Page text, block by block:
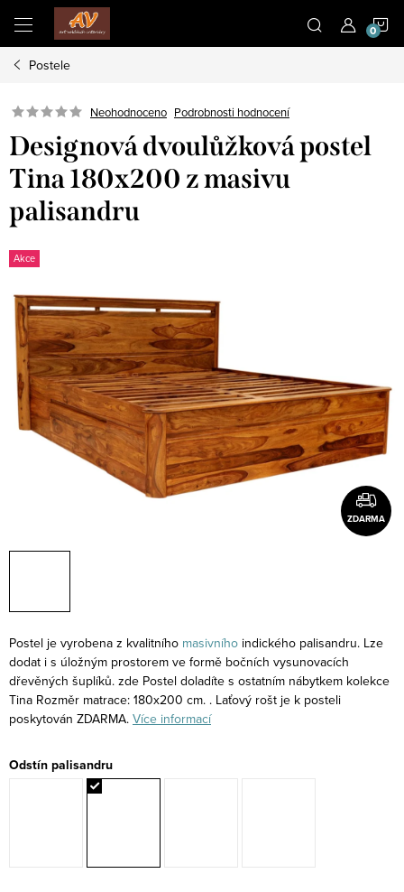
obsah
Postele
Neohodnoceno Podrobnosti hodnocení
Designová dvoulůžková postel
Tina 180x200 z masivu
palisandru
Akce
ZDARMA
Postel je vyrobena z kvalitního masivního indického palisandru. Lze
dodat i s úložným prostorem ve formě bočních vysunovacích
dřevěných šuplíků. zde Postel doladíte s ostatním nábytkem kolekce
Tina Rozměr matrace: 180x200 cm. . Laťový rošt je k posteli
poskytován ZDARMA. Více informací
Odstín palisandru